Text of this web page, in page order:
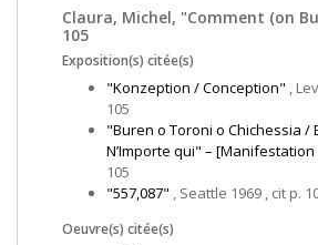
Claura, Michel, "Comment (on
105
Exposition(s) citée(s)
"Konzeption / Conception" ,
105
"Buren o Toroni o Chichessia /
N’Importe qui" – [Manifestation
105
"557,087" , Seattle 1969 , cit p.
Oeuvre(s) citée(s)